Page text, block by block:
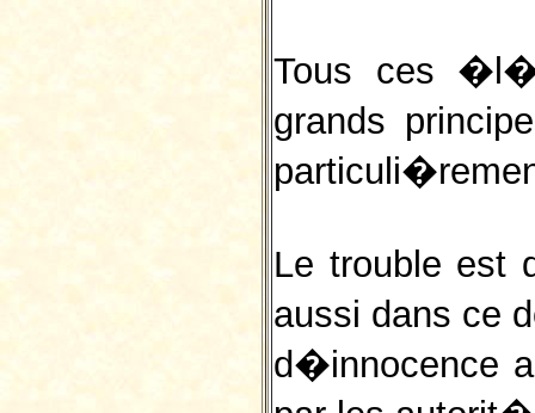
Tous ces
grands
Le trouble est
aussi dans ce
d�innocence